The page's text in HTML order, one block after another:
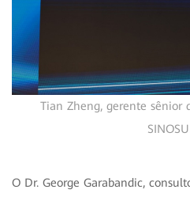
Tian Zheng, gerente sênior
O Dr. George Garabandic,